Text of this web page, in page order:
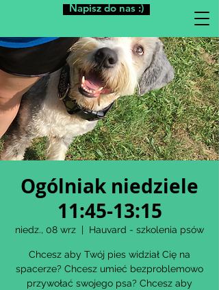
Napisz do nas :)
Ogólniak niedziele
11:45-13:15
niedz., 08 wrz
  |
Hauvard - szkolenia psów
Chcesz aby Twój pies widział Cię na
spacerze? Chcesz umieć bezproblemowo
przywołać swojego psa? Chcesz aby